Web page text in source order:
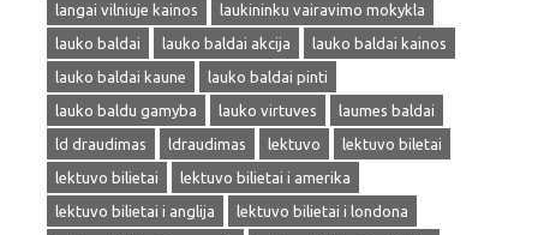
langai vilniuje kainos
laukininku vairavimo mokykla
lauko baldai
lauko baldai akcija
lauko baldai kainos
lauko baldai kaune
lauko baldai pinti
lauko baldu gamyba
lauko virtuves
laumes baldai
ld draudimas
ldraudimas lektuvo
lektuvo biletai
lektuvo bilietai
lektuvo bilietai i amerika
lektuvo bilietai i anglija
lektuvo bilietai i londona